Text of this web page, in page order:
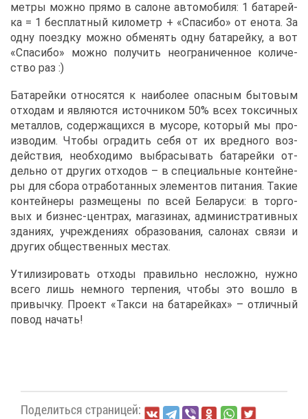
мет­ры мож­но пря­мо в са­лоне ав­то­мо­би­ля: 1 ба­та­рей­
ка = 1 бес­плат­ный ки­ло­метр + «Спа­си­бо» от ено­та. За
од­ну по­езд­ку мож­но об­ме­нять од­ну ба­та­рей­ку, а вот
«Спа­си­бо» мож­но по­лу­чить неогра­ни­чен­ное ко­ли­че­
ство раз :)
Ба­та­рей­ки от­но­сят­ся к наи­бо­лее опас­ным бы­то­вым
от­хо­дам и яв­ля­ют­ся ис­точ­ни­ком 50% всех ток­сич­ных
ме­тал­лов, со­дер­жа­щих­ся в му­со­ре, ко­то­рый мы про­
из­во­дим. Что­бы огра­дить се­бя от их вред­но­го воз­
дей­ствия, необ­хо­ди­мо вы­бра­сы­вать ба­та­рей­ки от­
дель­но от дру­гих от­хо­дов – в спе­ци­аль­ные кон­тей­не­
ры для сбо­ра от­ра­бо­тан­ных эле­мен­тов пи­та­ния. Та­кие
кон­тей­не­ры раз­ме­ще­ны по всей Бе­ла­ру­си: в тор­го­
вых и биз­нес-цен­трах, ма­га­зи­нах, ад­ми­ни­стра­тив­ных
зда­ни­ях, учре­жде­ни­ях об­ра­зо­ва­ния, са­ло­нах свя­зи и
дру­гих об­ще­ствен­ных ме­стах.
Ути­ли­зи­ро­вать от­хо­ды пра­виль­но неслож­но, нуж­но
все­го лишь немно­го тер­пе­ния, что­бы это во­шло в
при­выч­ку. Про­ект «Так­си на ба­та­рей­ках» – от­лич­ный
по­вод на­чать!
По­де­лить­ся стра­ни­цей: